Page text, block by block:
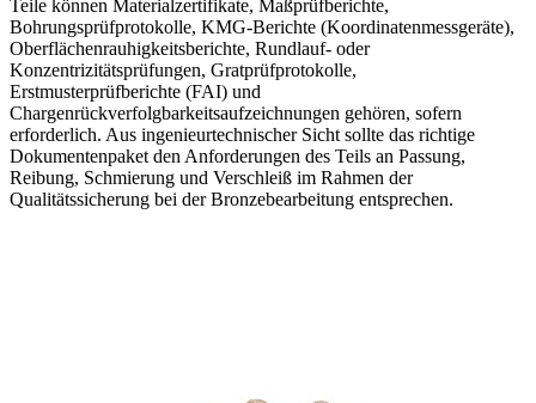
Teile können Materialzertifikate, Maßprüfberichte,
Bohrungsprüfprotokolle, KMG-Berichte (Koordinatenmessgeräte),
Oberflächenrauhigkeitsberichte, Rundlauf- oder
Konzentrizitätsprüfungen, Gratprüfprotokolle,
Erstmusterprüfberichte (FAI) und
Chargenrückverfolgbarkeitsaufzeichnungen gehören, sofern
erforderlich. Aus ingenieurtechnischer Sicht sollte das richtige
Dokumentenpaket den Anforderungen des Teils an Passung,
Reibung, Schmierung und Verschleiß im Rahmen der
Qualitätssicherung bei der Bronzebearbeitung entsprechen.